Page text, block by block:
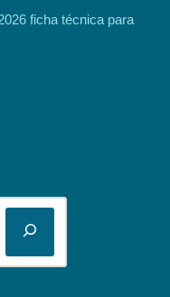
ficha técnica para